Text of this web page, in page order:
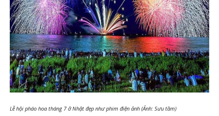
Lễ hội pháo hoa tháng 7 ở Nhật đẹp như phim điện ảnh (Ảnh: Sưu tầm)